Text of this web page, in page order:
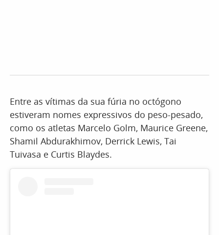
Entre as vítimas da sua fúria no octógono
estiveram nomes expressivos do peso-pesado,
como os atletas Marcelo Golm, Maurice Greene,
Shamil Abdurakhimov, Derrick Lewis, Tai
Tuivasa e Curtis Blaydes.